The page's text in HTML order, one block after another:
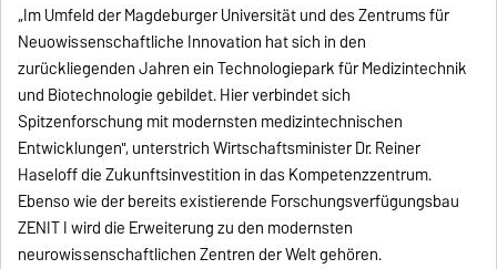
„Im Umfeld der Magdeburger Universität und des Zentrums für
Neuowissenschaftliche Innovation hat sich in den
zurückliegenden Jahren ein Technologiepark für Medizintechnik
und Biotechnologie gebildet. Hier verbindet sich
Spitzenforschung mit modernsten medizintechnischen
Entwicklungen", unterstrich Wirtschaftsminister Dr. Reiner
Haseloff die Zukunftsinvestition in das Kompetenzzentrum.
Ebenso wie der bereits existierende Forschungsverfügungsbau
ZENIT I wird die Erweiterung zu den modernsten
neurowissenschaftlichen Zentren der Welt gehören.